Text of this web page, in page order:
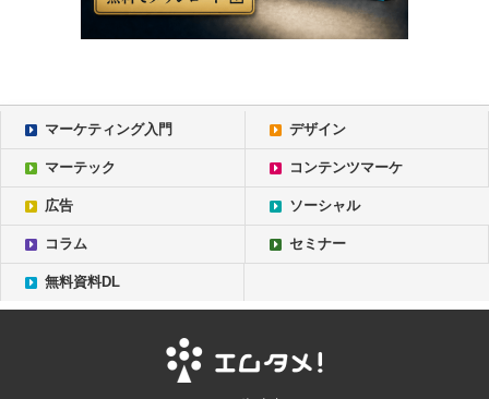
マーケティング入門 デザイン
マーテック コンテンツマーケ
広告 ソーシャル
コラム セミナー
無料資料DL